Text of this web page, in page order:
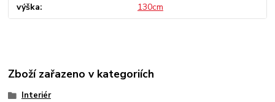
výška 130cm
Zboží zařazeno v kategoriích
Interiér